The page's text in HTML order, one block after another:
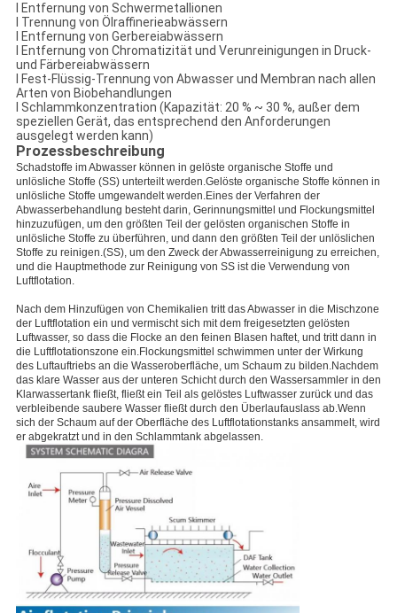
l Entfernung von Schwermetallionen
l Trennung von Ölraffinerieabwässern
l Entfernung von Gerbereiabwässern
l Entfernung von Chromatizität und Verunreinigungen in Druck-
und Färbereiabwässern
l Fest-Flüssig-Trennung von Abwasser und Membran nach allen
Arten von Biobehandlungen
l Schlammkonzentration (Kapazität: 20 % ~ 30 %, außer dem
speziellen Gerät, das entsprechend den Anforderungen
ausgelegt werden kann)
Prozessbeschreibung
Schadstoffe im Abwasser können in gelöste organische Stoffe und
unlösliche Stoffe (SS) unterteilt werden.Gelöste organische Stoffe können in
unlösliche Stoffe umgewandelt werden.Eines der Verfahren der
Abwasserbehandlung besteht darin, Gerinnungsmittel und Flockungsmittel
hinzuzufügen, um den größten Teil der gelösten organischen Stoffe in
unlösliche Stoffe zu überführen, und dann den größten Teil der unlöslichen
Stoffe zu reinigen.(SS), um den Zweck der Abwasserreinigung zu erreichen,
und die Hauptmethode zur Reinigung von SS ist die Verwendung von
Luftflotation.
Nach dem Hinzufügen von Chemikalien tritt das Abwasser in die Mischzone
der Luftflotation ein und vermischt sich mit dem freigesetzten gelösten
Luftwasser, so dass die Flocke an den feinen Blasen haftet, und tritt dann in
die Luftflotationszone ein.Flockungsmittel schwimmen unter der Wirkung
des Luftauftriebs an die Wasseroberfläche, um Schaum zu bilden.Nachdem
das klare Wasser aus der unteren Schicht durch den Wassersammler in den
Klarwassertank fließt, fließt ein Teil als gelöstes Luftwasser zurück und das
verbleibende saubere Wasser fließt durch den Überlaufauslass ab.Wenn
sich der Schaum auf der Oberfläche des Luftflotationstanks ansammelt, wird
er abgekratzt und in den Schlammtank abgelassen.